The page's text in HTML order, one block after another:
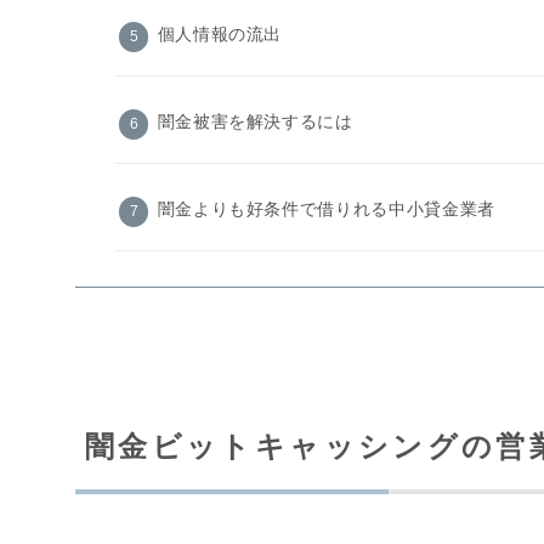
個人情報の流出
闇金被害を解決するには
闇金よりも好条件で借りれる中小貸金業者
闇金ビットキャッシングの営